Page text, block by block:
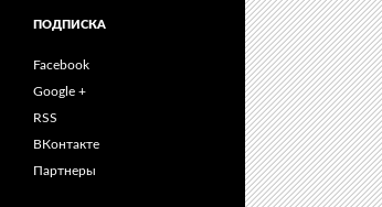
ПОДПИСКА
Facebook
Google +
RSS
ВКонтакте
Партнеры